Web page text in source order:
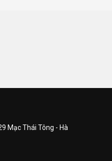
Mạc Thái Tông - Hà